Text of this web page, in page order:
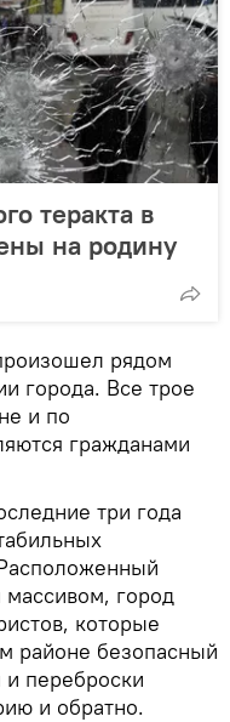
теракта в
на родину
рядом
города. Все трое
и по
гражданами
три года
город
которые
районе безопасный
переброски
и обратно.